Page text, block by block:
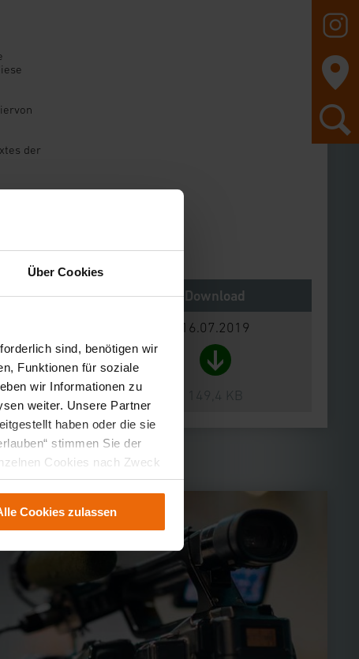
Über Cookies
sind, benötigen wir
Funktionen für soziale
wir Informationen zu
weiter. Unsere Partner
haben oder die sie
stimmen Sie der
Cookies nach Zweck
die Verwendung nicht
dazu führen, dass
Cookies zulassen
der
Notes
Download
16.07.2019
149,4 KB